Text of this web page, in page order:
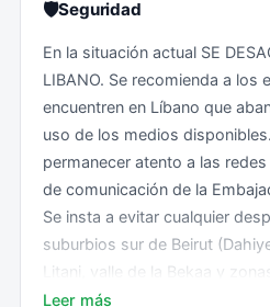
🛡Seguridad
En la situación actual SE
LIBANO. Se recomienda a los
encuentren en Líbano que
uso de los medios
permanecer atento a las
de comunicación de la
Se insta a evitar cualquier
suburbios sur de Beirut
Litani, valle de la Bekaa y
por ser especialmente
Leer más